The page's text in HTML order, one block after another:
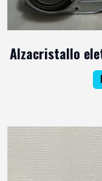
Alzacristallo